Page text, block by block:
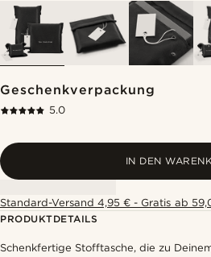
Geschenkverpackung
5.0
IN DEN
Standard-Versand 4,95 € - Gratis ab
PRODUKTDETAILS
Schenkfertige Stofftasche, die zu